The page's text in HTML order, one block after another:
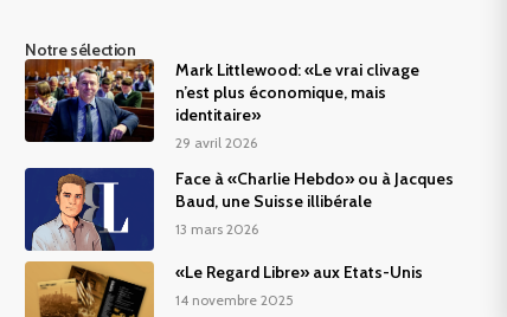
Notre sélection
Mark Littlewood: «Le vrai clivage
n’est plus économique, mais
identitaire»
29 avril 2026
Face à «Charlie Hebdo» ou à Jacques
Baud, une Suisse illibérale
13 mars 2026
«Le Regard Libre» aux Etats-Unis
14 novembre 2025